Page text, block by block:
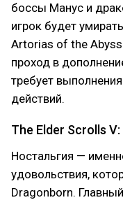
боссы Манус и
игрок будет
Artorias of the Abyss
проход в
требует
действий.
The Elder Scrolls
Ностальгия —
удовольствия,
Dragonborn.